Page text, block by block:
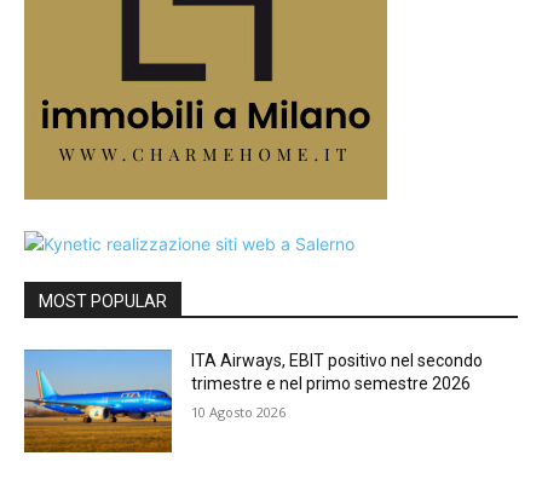
MOST POPULAR
ITA Airways, EBIT positivo nel secondo
trimestre e nel primo semestre 2026
10 Agosto 2026